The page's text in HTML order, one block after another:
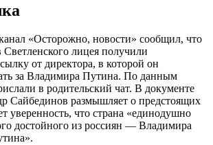
«Осторожно, новости» сообщил, что
Светленского лицея получили
от директора, в которой он
за Владимира Путина. По данным
в родительский чат. В документе
Сайбединов размышляет о предстоящих
уверенность, что страна «единодушно
достойного из россиян — Владимира